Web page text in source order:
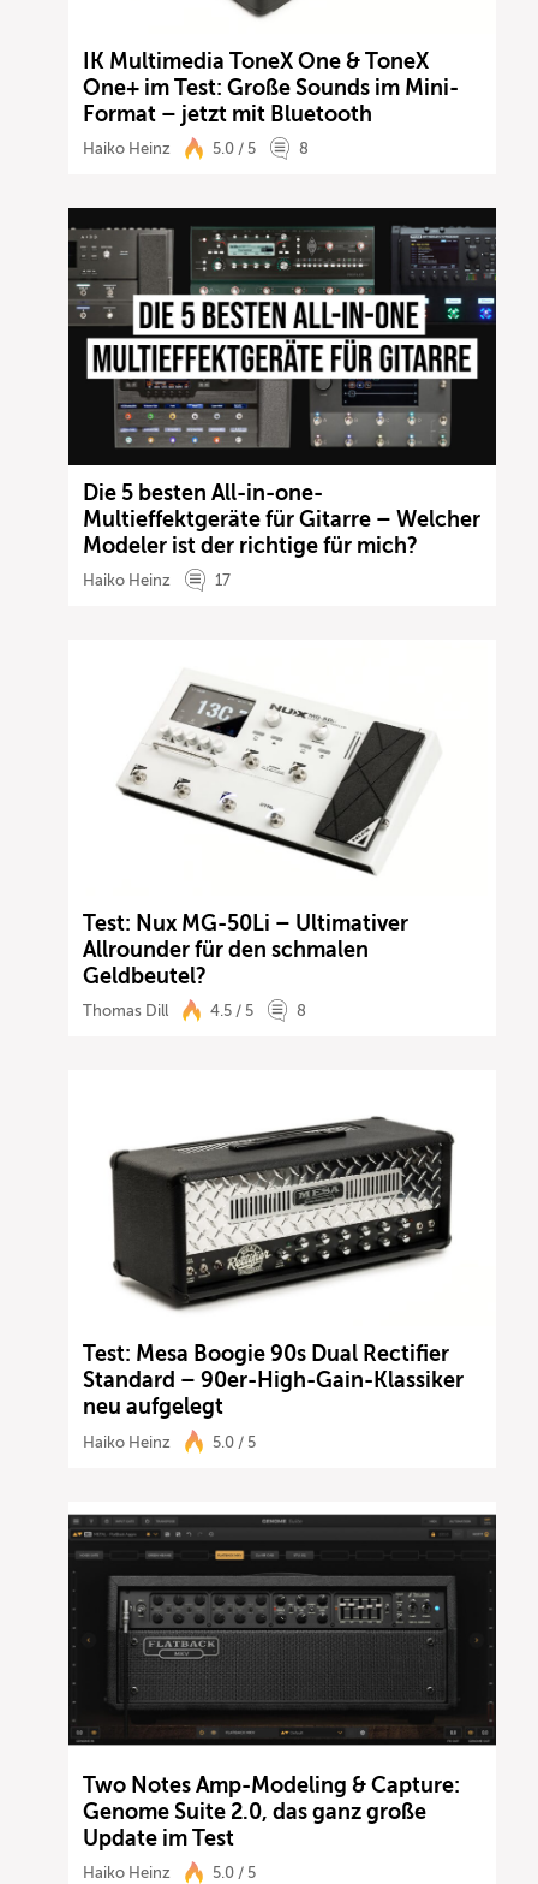
IK Multimedia ToneX One & ToneX
One+ im Test: Große Sounds im Mini-
Format – jetzt mit Bluetooth
Haiko Heinz 5.0 / 5 8
Die 5 besten All-in-one-
Multieffektgeräte für Gitarre – Welcher
Modeler ist der richtige für mich?
Haiko Heinz 17
Test: Nux MG-50Li – Ultimativer
Allrounder für den schmalen
Geldbeutel?
Thomas Dill 4.5 / 5 8
Test: Mesa Boogie 90s Dual Rectifier
Standard – 90er-High-Gain-Klassiker
neu aufgelegt
Haiko Heinz 5.0 / 5
Two Notes Amp-Modeling & Capture:
Genome Suite 2.0, das ganz große
Update im Test
Haiko Heinz 5.0 / 5